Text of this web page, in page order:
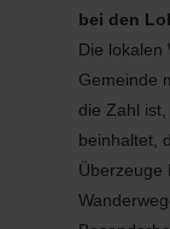
bei den
Die lokalen
Gemeinde
die Zahl
beinhaltet,
Überzeuge